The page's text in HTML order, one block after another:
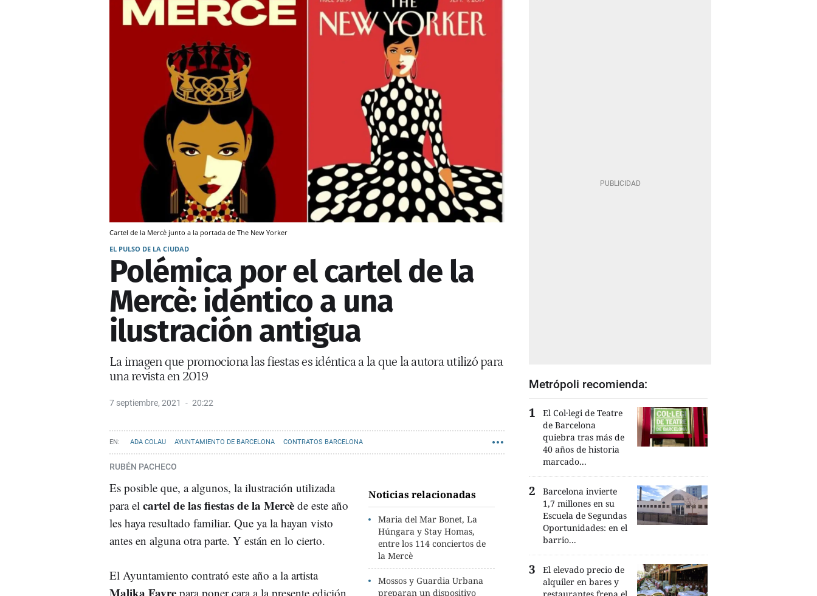
Cartel de la Mercè junto a la portada de The New Yorker
EL PULSO DE LA CIUDAD
Polémica por el cartel de la
Mercè: idéntico a una
ilustración antigua
La imagen que promociona las fiestas es idéntica a la que la autora utilizó para
una revista en 2019
7 septiembre, 2021 20:22
ADA COLAU AYUNTAMIENTO DE BARCELONA CONTRATOS BARCELONA
RUBÉN PACHECO
Noticias relacionadas
Maria del Mar Bonet, La
Húngara y Stay Homas,
entre los 114 conciertos de
la Mercè
Mossos y Guardia Urbana
preparan un dispositivo
Es posible que, a algunos, la ilustración utilizada
para el cartel de las fiestas de la Mercè de este año
les haya resultado familiar. Que ya la hayan visto
antes en alguna otra parte. Y están en lo cierto.
El Ayuntamiento contrató este año a la artista
Malika Favre para poner cara a la presente edición
Metrópoli recomienda:
El Col·legi de Teatre
de Barcelona
quiebra tras más de
40 años de historia
marcado...
Barcelona invierte
1,7 millones en su
Escuela de Segundas
Oportunidades: en el
barrio...
El elevado precio de
alquiler en bares y